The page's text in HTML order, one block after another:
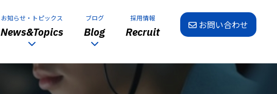
お知らせ・トピックス
News&Topics
ブログ
Blog
採用情報
Recruit
お問い合わせ